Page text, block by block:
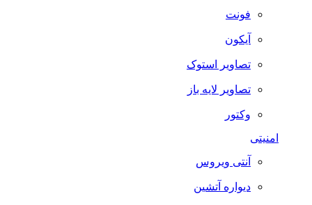
فونت
آیکون
تصاویر استوک
تصاویر لایه باز
وکتور
امنیتی
آنتی ویروس
دیواره آتشین